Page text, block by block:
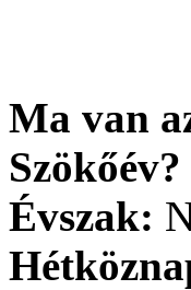
Ma van
Szökőév?
Évszak: